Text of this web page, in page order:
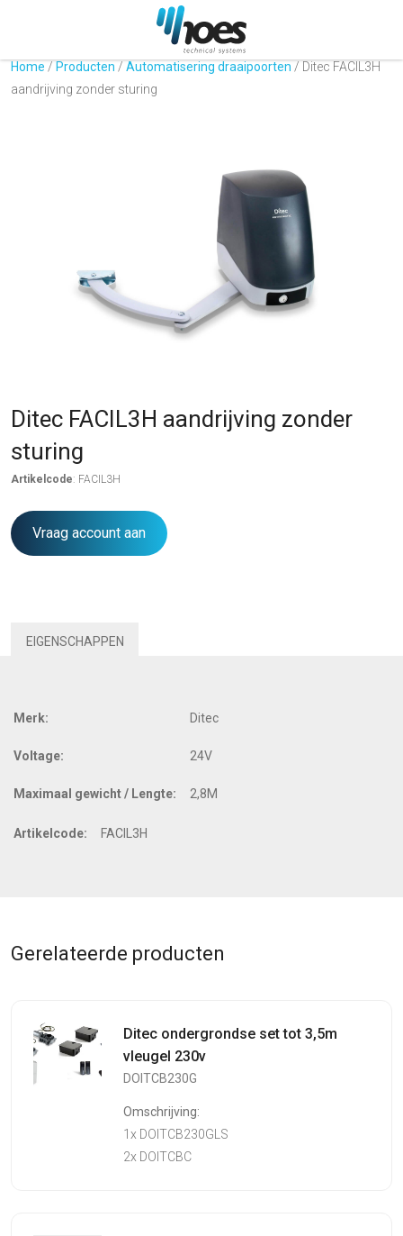
Home / Producten / Automatisering draaipoorten / Ditec FACIL3H
aandrijving zonder sturing
Ditec FACIL3H aandrijving zonder
sturing
Artikelcode: FACIL3H
Vraag account aan
EIGENSCHAPPEN
Merk: Ditec
Voltage: 24V
Maximaal gewicht / Lengte: 2,8M
Artikelcode: FACIL3H
Gerelateerde producten
Ditec ondergrondse set tot 3,5m
vleugel 230v
DOITCB230G
Omschrijving:
1x DOITCB230GLS
2x DOITCBC